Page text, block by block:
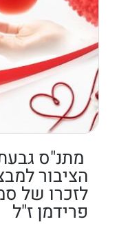
מתנ"ס
הציבור
לזכרו של
פרידמן ז"ל